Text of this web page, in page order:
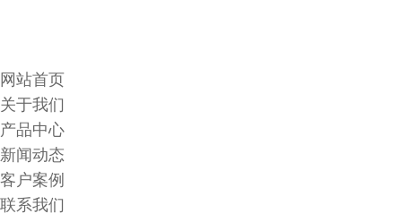
网站首页
关于我们
产品中心
新闻动态
客户案例
联系我们